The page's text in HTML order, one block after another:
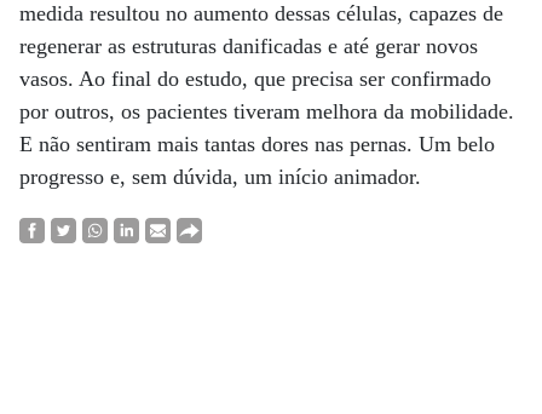
medida resultou no aumento dessas células, capazes de
regenerar as estruturas danificadas e até gerar novos
vasos. Ao final do estudo, que precisa ser confirmado
por outros, os pacientes tiveram melhora da mobilidade.
E não sentiram mais tantas dores nas pernas. Um belo
progresso e, sem dúvida, um início animador.